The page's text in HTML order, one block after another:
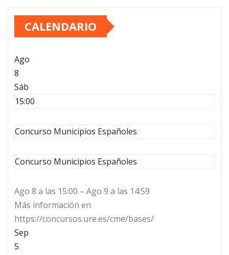
CALENDARIO
Ago
8
Sáb
15:00
Concurso Municipios Españoles
Concurso Municipios Españoles
Ago 8 a las 15:00 – Ago 9 a las 14:59
Más información en
https://concursos.ure.es/cme/bases/
Sep
5